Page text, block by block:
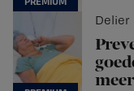
Delier